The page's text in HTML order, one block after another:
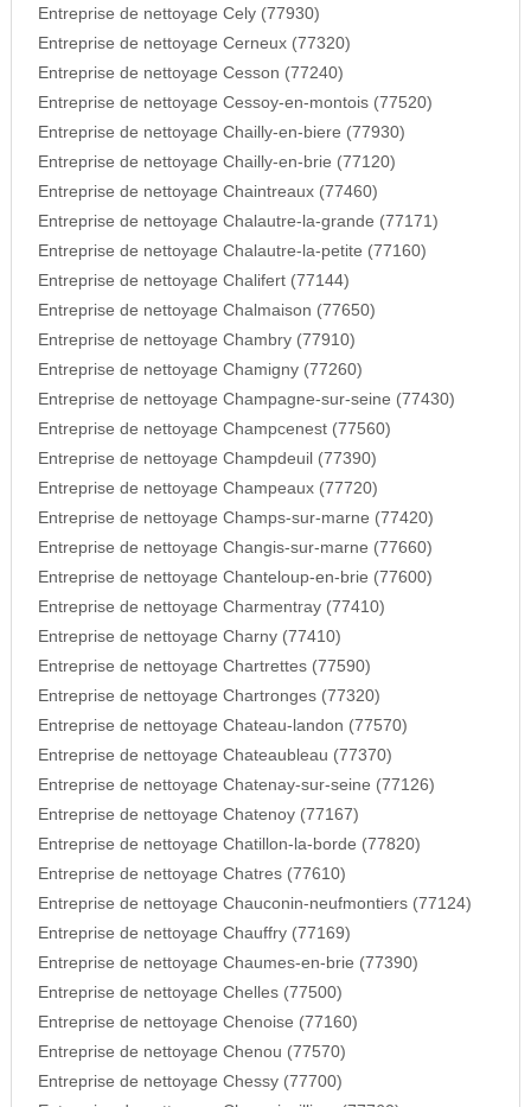
Entreprise de nettoyage Cely (77930)
Entreprise de nettoyage Cerneux (77320)
Entreprise de nettoyage Cesson (77240)
Entreprise de nettoyage Cessoy-en-montois (77520)
Entreprise de nettoyage Chailly-en-biere (77930)
Entreprise de nettoyage Chailly-en-brie (77120)
Entreprise de nettoyage Chaintreaux (77460)
Entreprise de nettoyage Chalautre-la-grande (77171)
Entreprise de nettoyage Chalautre-la-petite (77160)
Entreprise de nettoyage Chalifert (77144)
Entreprise de nettoyage Chalmaison (77650)
Entreprise de nettoyage Chambry (77910)
Entreprise de nettoyage Chamigny (77260)
Entreprise de nettoyage Champagne-sur-seine (77430)
Entreprise de nettoyage Champcenest (77560)
Entreprise de nettoyage Champdeuil (77390)
Entreprise de nettoyage Champeaux (77720)
Entreprise de nettoyage Champs-sur-marne (77420)
Entreprise de nettoyage Changis-sur-marne (77660)
Entreprise de nettoyage Chanteloup-en-brie (77600)
Entreprise de nettoyage Charmentray (77410)
Entreprise de nettoyage Charny (77410)
Entreprise de nettoyage Chartrettes (77590)
Entreprise de nettoyage Chartronges (77320)
Entreprise de nettoyage Chateau-landon (77570)
Entreprise de nettoyage Chateaubleau (77370)
Entreprise de nettoyage Chatenay-sur-seine (77126)
Entreprise de nettoyage Chatenoy (77167)
Entreprise de nettoyage Chatillon-la-borde (77820)
Entreprise de nettoyage Chatres (77610)
Entreprise de nettoyage Chauconin-neufmontiers (77124)
Entreprise de nettoyage Chauffry (77169)
Entreprise de nettoyage Chaumes-en-brie (77390)
Entreprise de nettoyage Chelles (77500)
Entreprise de nettoyage Chenoise (77160)
Entreprise de nettoyage Chenou (77570)
Entreprise de nettoyage Chessy (77700)